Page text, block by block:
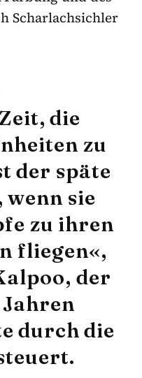
Scharlachsichler
die
zu
der späte
sie
zu ihren
fliegen«,
der
durch die